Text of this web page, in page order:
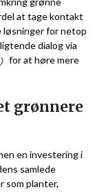
at tage kontakt
løsninger for netop
dialog via
for at høre mere
grønnere
en investering i
samlede
som planter,